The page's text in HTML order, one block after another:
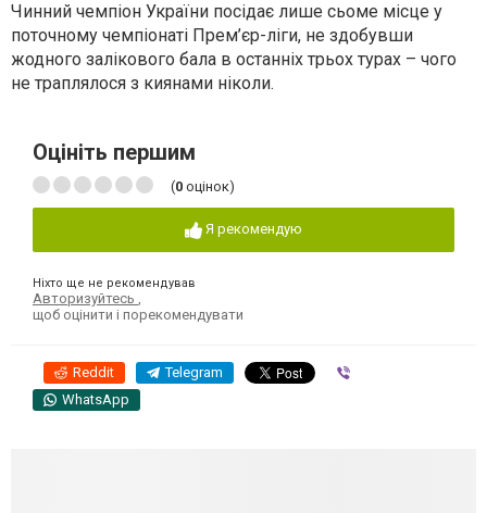
Чинний чемпіон України посідає лише сьоме місце у
поточному чемпіонаті Прем’єр-ліги, не здобувши
жодного залікового бала в останніх трьох турах – чого
не траплялося з киянами ніколи.
Оцініть першим
(0 оцінок)
Я рекомендую
Ніхто ще не рекомендував
Авторизуйтесь
щоб оцінити і порекомендувати
Reddit Telegram
WhatsApp